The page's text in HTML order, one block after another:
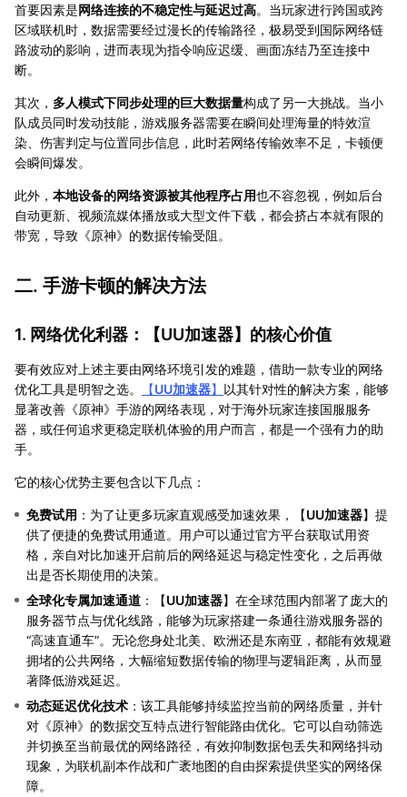
首要因素是网络连接的不稳定性与延迟过高。当玩家进行跨国或跨
区域联机时，数据需要经过漫长的传输路径，极易受到国际网络链
路波动的影响，进而表现为指令响应迟缓、画面冻结乃至连接中
断。
其次， 多人模式下同步处理的巨大数据量构成了另一大挑战。当小
队成员同时发动技能，游戏服务器需要在瞬间处理海量的特效渲
染、伤害判定与位置同步信息，此时若网络传输效率不足，卡顿便
会瞬间爆发。
此外， 本地设备的网络资源被其他程序占用也不容忽视，例如后台
自动更新、视频流媒体播放或大型文件下载，都会挤占本就有限的
带宽，导致《原神》的数据传输受阻。
二. 手游卡顿的解决方法
1. 网络优化利器：【UU加速器】的核心价值
要有效应对上述主要由网络环境引发的难题，借助一款专业的网络
优化工具是明智之选。
【UU加速器】 以其针对性的解决方案，能够
显著改善《原神》手游的网络表现，对于海外玩家连接国服服务
器，或任何追求更稳定联机体验的用户而言，都是一个强有力的助
手。
它的核心优势主要包含以下几点：
免费试用 ：为了让更多玩家直观感受加速效果，【UU加速器】提
供了便捷的免费试用通道。用户可以通过官方平台获取试用资
格，亲自对比加速开启前后的网络延迟与稳定性变化，之后再做
出是否长期使用的决策。
全球化专属加速通道 ：【UU加速器】在全球范围内部署了庞大的
服务器节点与优化线路，能够为玩家搭建一条通往游戏服务器的
“高速直通车”。无论您身处北美、欧洲还是东南亚，都能有效规避
拥堵的公共网络，大幅缩短数据传输的物理与逻辑距离，从而显
著降低游戏延迟。
动态延迟优化技术 ：该工具能够持续监控当前的网络质量，并针
对《原神》的数据交互特点进行智能路由优化。它可以自动筛选
并切换至当前最优的网络路径，有效抑制数据包丢失和网络抖动
现象，为联机副本作战和广袤地图的自由探索提供坚实的网络保
障。